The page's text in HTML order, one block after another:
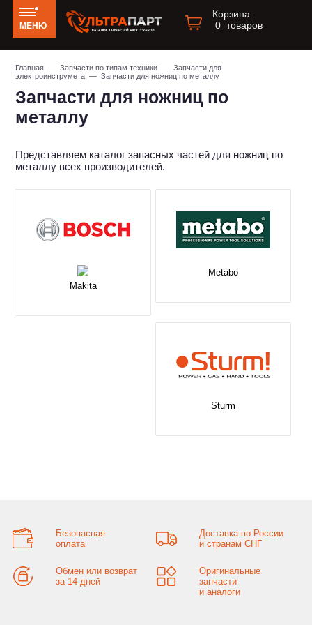
МЕНЮ
Корзина:
0 товаров
Главная —Запчасти по типам техники —Запчасти для
электроинструмета — Запчасти для ножниц по металлу
Запчасти для ножниц по
металлу
Представляем каталог запасных частей для ножниц по
металлу всех производителей.
Makita
Metabo
Sturm
Безопасная
оплата
Доставка по России
и странам СНГ
Обмен или возврат
за 14 дней
Оригинальные
запчасти
и аналоги